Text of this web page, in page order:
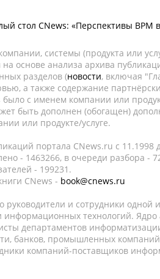
стол CNews: «Перспективы BPM
системы (продукта или
на основе анализа архива
разделов (новости, включая
а также содержание
было с именем компании или
быть дополнен (обогащен)
или продукте/услуге.
портала CNews.ru c 11.1998
- 1463266, в очереди разбора -
- 199231.
CNews - book@cnews.ru
руководители и сотрудники
информационных технологий.
департаментов
банков, промышленных
компаний-поставщиков